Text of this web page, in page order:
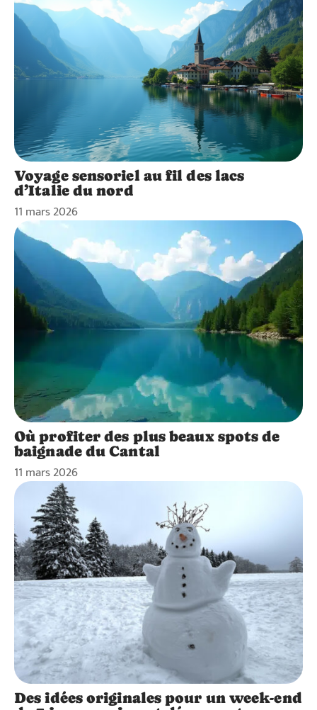
Voyage sensoriel au fil des lacs
d’Italie du nord
11 mars 2026
Où profiter des plus beaux spots de
baignade du Cantal
11 mars 2026
Des idées originales pour un week-end